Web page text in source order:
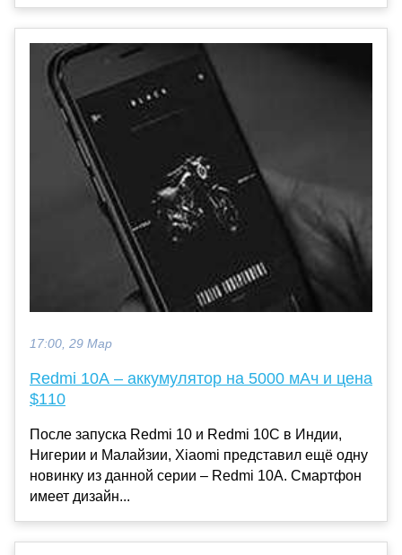
17:00, 29 Мар
Redmi 10A – аккумулятор на 5000 мАч и цена
$110
После запуска Redmi 10 и Redmi 10C в Индии,
Нигерии и Малайзии, Xiaomi представил ещё одну
новинку из данной серии – Redmi 10A. Смартфон
имеет дизайн...